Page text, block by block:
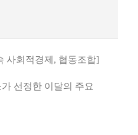
사회적경제, 협동조합]
선정한 이달의 주요